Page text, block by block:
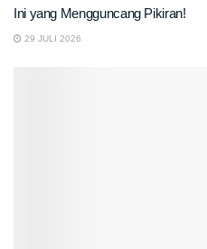
Ini yang Mengguncang Pikiran!
29 JULI 2026